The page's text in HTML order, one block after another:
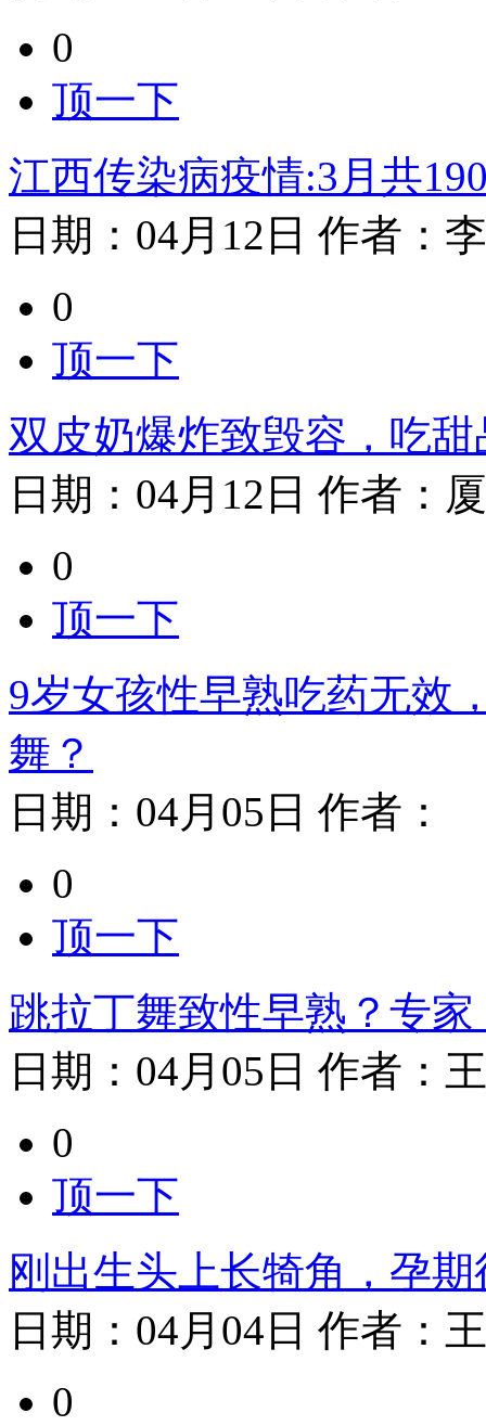
0
顶一下
江西传染病疫情:3月共
日期： 04月12日 作者：
0
顶一下
双皮奶爆炸致毁容，吃
日期： 04月12日 作者：
0
顶一下
9岁女孩性早熟吃药无效
舞？
日期： 04月05日 作者：
0
顶一下
跳拉丁舞致性早熟？专
日期： 04月05日 作者：
0
顶一下
刚出生头上长犄角，孕
日期： 04月04日 作者：
0